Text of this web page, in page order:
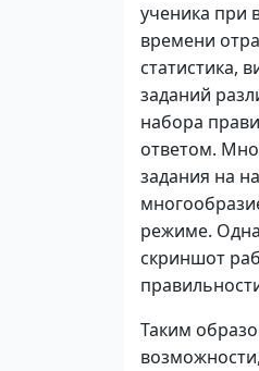
ученика при
времени
статистика,
заданий
набора
ответом.
задания на
режиме.
скриншот
Таким